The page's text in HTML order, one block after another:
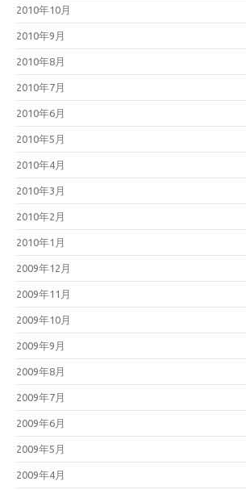
2010年10月
2010年9月
2010年8月
2010年7月
2010年6月
2010年5月
2010年4月
2010年3月
2010年2月
2010年1月
2009年12月
2009年11月
2009年10月
2009年9月
2009年8月
2009年7月
2009年6月
2009年5月
2009年4月